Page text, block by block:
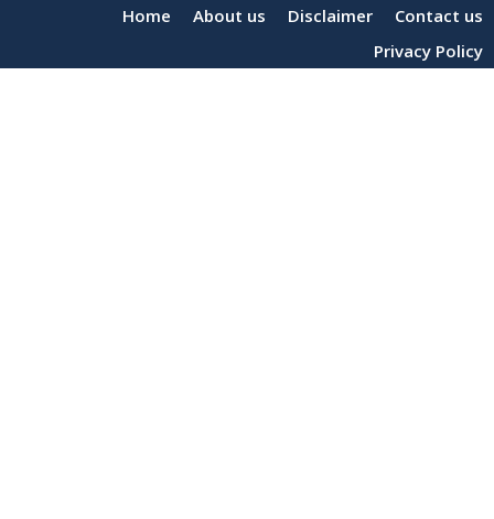
Home About us Disclaimer
Contact us
Privacy Policy